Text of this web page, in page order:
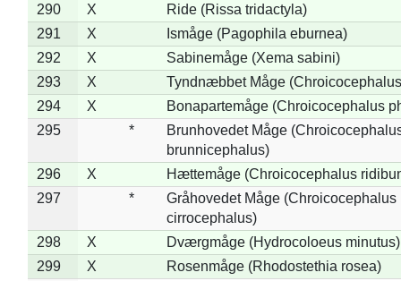
290
X
Ride (Rissa tridactyla)
291
X
Ismåge (Pagophila eburnea)
292
X
Sabinemåge (Xema sabini)
293
X
Tyndnæbbet Måge
294
X
Bonapartemåge (Chroicocephalus
295
*
Brunhovedet Måge
brunnicephalus)
296
X
Hættemåge (Chroicocephalus
297
*
Gråhovedet Måge (Chroicocephalus
cirrocephalus)
298
X
Dværgmåge (Hydrocoloeus minutus)
299
X
Rosenmåge (Rhodostethia rosea)